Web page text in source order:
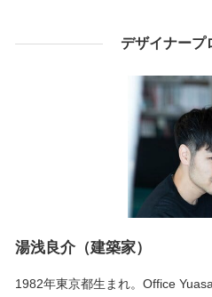
デザイナープ
湯浅良介（建築家）
1982年東京都生まれ。Office